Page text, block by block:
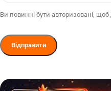
Ви повинні бути авторизовані, щоб